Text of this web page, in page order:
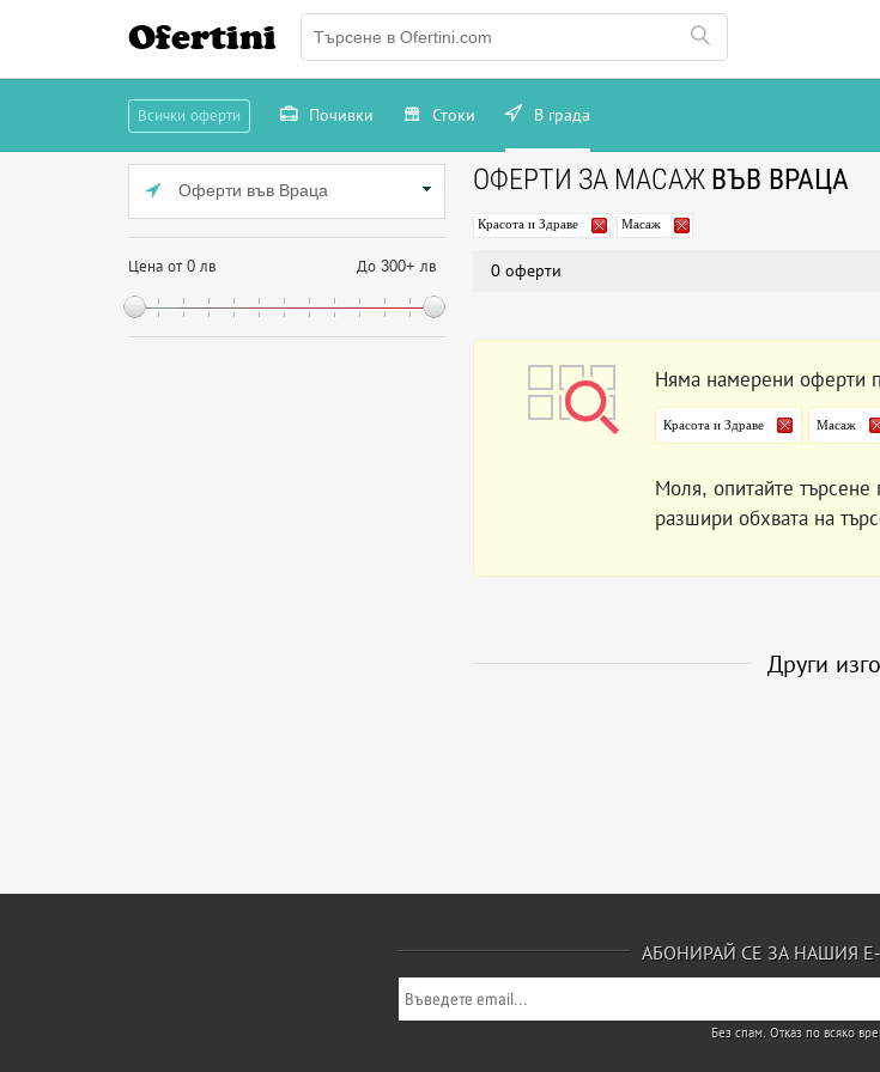
Ofertini
Всички оферти Почивки Стоки В града
Оферти във Враца
Цена от 0 лв До 300+ лв
ОФЕРТИ ЗА МАСАЖ ВЪВ ВРАЦА
Красота и Здраве Масаж
0 оферти
Няма намерени оферти
Красота и Здраве Масаж
Моля, опитайте търсене
разшири обхвата на
Други
АБОНИРАЙ СЕ ЗА НАШИЯ
Без спам. Отказ по всяко